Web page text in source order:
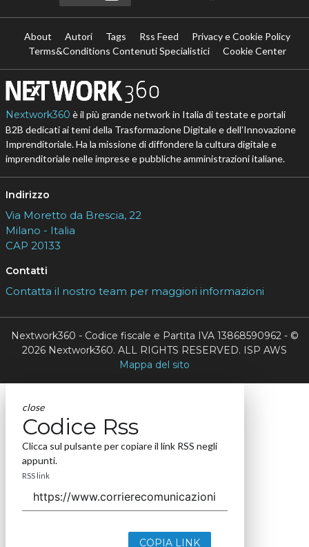
About Autori Tags Rss Feed
Privacy e Cookie Policy
Terms&Conditions Contenuti Specialistici
Cookie Center
Nextwork360 è il più grande network in Italia di testate e portali
B2B dedicati ai temi della Trasformazione Digitale e dell’Innovazione
Imprenditoriale. Ha la missione di diffondere la cultura digitale e
imprenditoriale nelle imprese e pubbliche amministrazioni italiane.
Indirizzo
Via Moretto da Brescia, 22
Milano - Italia
CAP 20133
Contatti
Contatta il nostro team per maggiori informazioni
Nextwork360 - Codice fiscale e Partita IVA 13868590962 - ©
2026 Nextwork360. ALL RIGHTS RESERVED. ISP AWS
Mappa del sito
close
Codice Rss
Clicca sul pulsante per copiare il link RSS negli
appunti.
RSS link
COPIA LINK